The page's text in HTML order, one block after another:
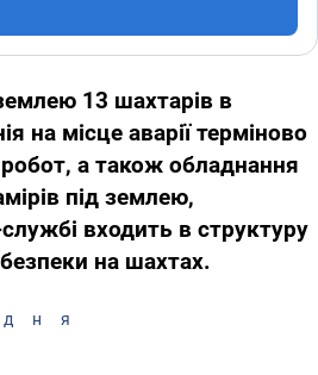
13 шахтарів в
на місце аварії терміново
а також обладнання
під землею,
входить в структуру
безпеки на шахтах.